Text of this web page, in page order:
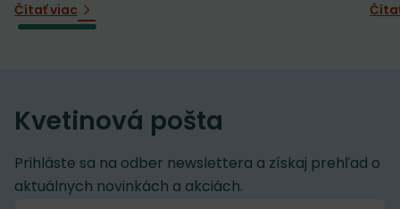
Čítať viac
Kvetinová pošta
Prihláste sa na odber newslettera a získaj prehľad o
aktuálnych novinkách a akciách.